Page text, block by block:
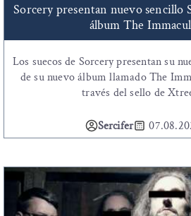
Sorcery presentan nuevo sencillo
álbum The
Los suecos de Sorcery presentan su
de su nuevo álbum llamado The
través del sello de
Sercifer